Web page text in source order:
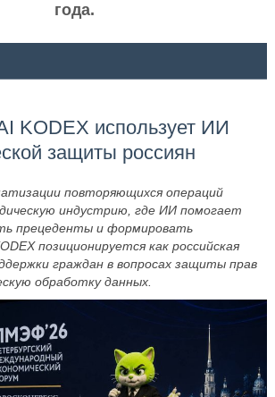
года.
KODEX использует ИИ
защиты россиян
повторяющихся операций
индустрию, где ИИ помогает
прецеденты и формировать
позиционируется как российская
граждан в вопросах защиты прав
обработку данных.